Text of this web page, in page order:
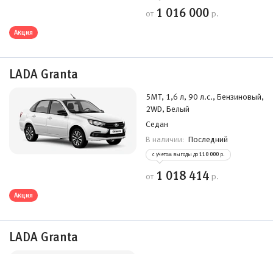
от 1 016 000 р.
Акция
LADA Granta
5MT, 1,6 л, 90 л.с., Бензиновый,
2WD, Белый
Седан
В наличии: Последний
с учетом выгоды до 110 000 р.
от 1 018 414 р.
Акция
LADA Granta